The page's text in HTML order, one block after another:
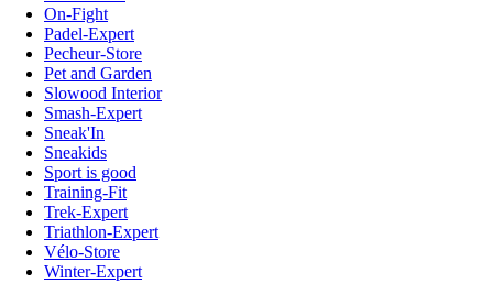
On-Fight
Padel-Expert
Pecheur-Store
Pet and Garden
Slowood Interior
Smash-Expert
Sneak'In
Sneakids
Sport is good
Training-Fit
Trek-Expert
Triathlon-Expert
Vélo-Store
Winter-Expert